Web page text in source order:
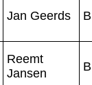
Jan Geerds
Reemt
Jansen